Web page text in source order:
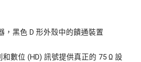
，黑色 D 形外殼中的饋通裝置
和數位 (HD) 訊號提供真正的 75 Ω 設